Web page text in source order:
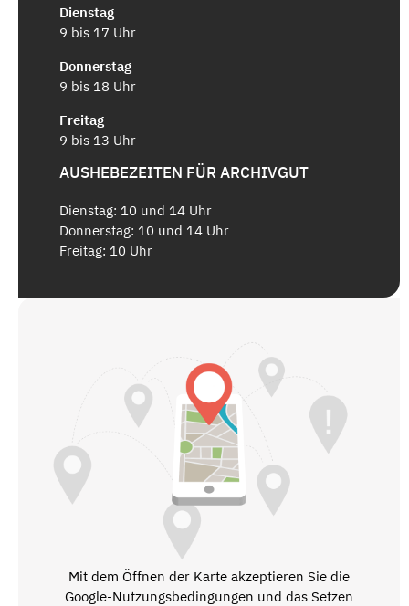
Dienstag
9 bis 17 Uhr
Donnerstag
9 bis 18 Uhr
Freitag
9 bis 13 Uhr
AUSHEBEZEITEN FÜR ARCHIVGUT
Dienstag: 10 und 14 Uhr
Donnerstag: 10 und 14 Uhr
Freitag: 10 Uhr
Mit dem Öffnen der Karte akzeptieren Sie die
Google-Nutzungsbedingungen und das Setzen